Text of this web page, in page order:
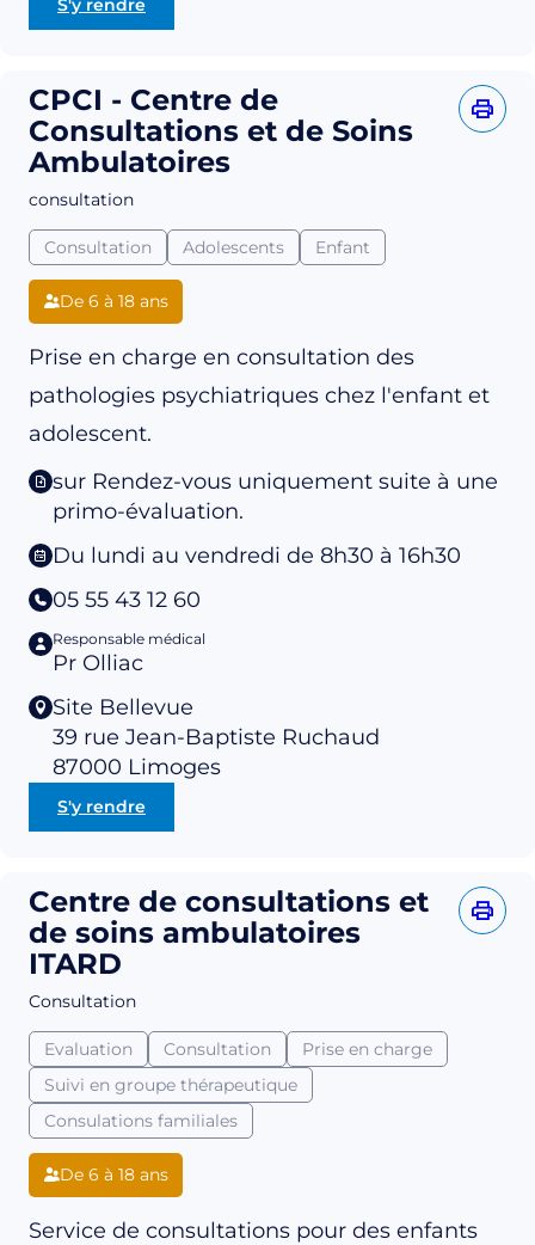
S'y rendre
CPCI - Centre de
Consultations et de Soins
Ambulatoires
consultation
Consultation Adolescents Enfant
De 6 à 18 ans
Prise en charge en consultation des
pathologies psychiatriques chez l'enfant et
adolescent.
sur Rendez-vous uniquement suite à une
primo-évaluation.
Du lundi au vendredi de 8h30 à 16h30
05 55 43 12 60
Responsable médical
Pr Olliac
Site Bellevue
39 rue Jean-Baptiste Ruchaud
87000 Limoges
S'y rendre
Centre de consultations et
de soins ambulatoires
ITARD
Consultation
Evaluation Consultation
Prise en charge
Suivi en groupe thérapeutique
Consulations familiales
De 6 à 18 ans
Service de consultations pour des enfants